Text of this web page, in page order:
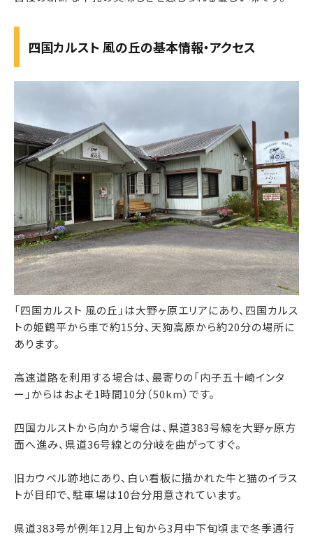
四国カルスト 風の丘の基本情報・アクセス
「四国カルスト 風の丘」は大野ヶ原エリアにあり、四国カルス
トの姫鶴平から車で約15分、天狗高原から約20分の場所に
あります。
高速道路を利用する場合は、最寄りの「内子五十崎インタ
ー」からはおよそ1時間10分（50km）です。
四国カルストから向かう場合は、県道383号線を大野ヶ原方
面へ進み、県道36号線との分岐を曲がってすぐ。
旧カウベル跡地にあり、白い看板に描かれた牛と猫のイラス
トが目印で、駐車場は10台分用意されています。
県道383号が例年12月上旬から3月中下旬頃まで冬季通行